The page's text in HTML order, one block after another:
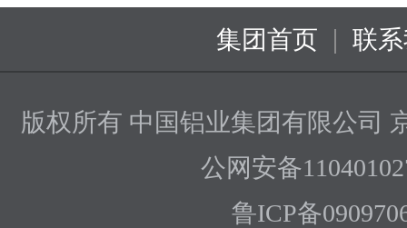
集团首页 | 联
版权所有 中国铝业集团有限公司
公网安备
鲁ICP备